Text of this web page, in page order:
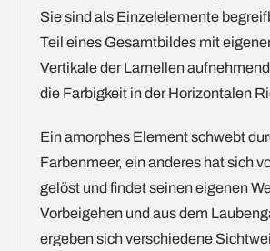
Sie sind als Einzelelemente
Teil eines Gesamtbildes mit
Vertikale der Lamellen
die Farbigkeit in der Horizontalen
Ein amorphes Element schwebt
Farbenmeer, ein anderes hat sich
gelöst und findet seinen eigenen
Vorbeigehen und aus dem
ergeben sich verschiedene